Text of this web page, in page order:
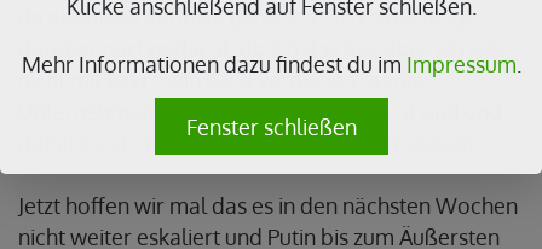
da ebenfalls Verluste generiere. Ich habe lange
nicht mit Leid mein Geld verdienen, zumal
damit Geld in die Kriegskasse von Putin spielen.
Jetzt hoffen wir mal das es in den nächsten Wochen
nicht weiter eskaliert und Putin bis zum Äußersten
Klicke anschließend auf Fenster schließen.
Mehr Informationen dazu findest du im Impressum
Fenster schließen